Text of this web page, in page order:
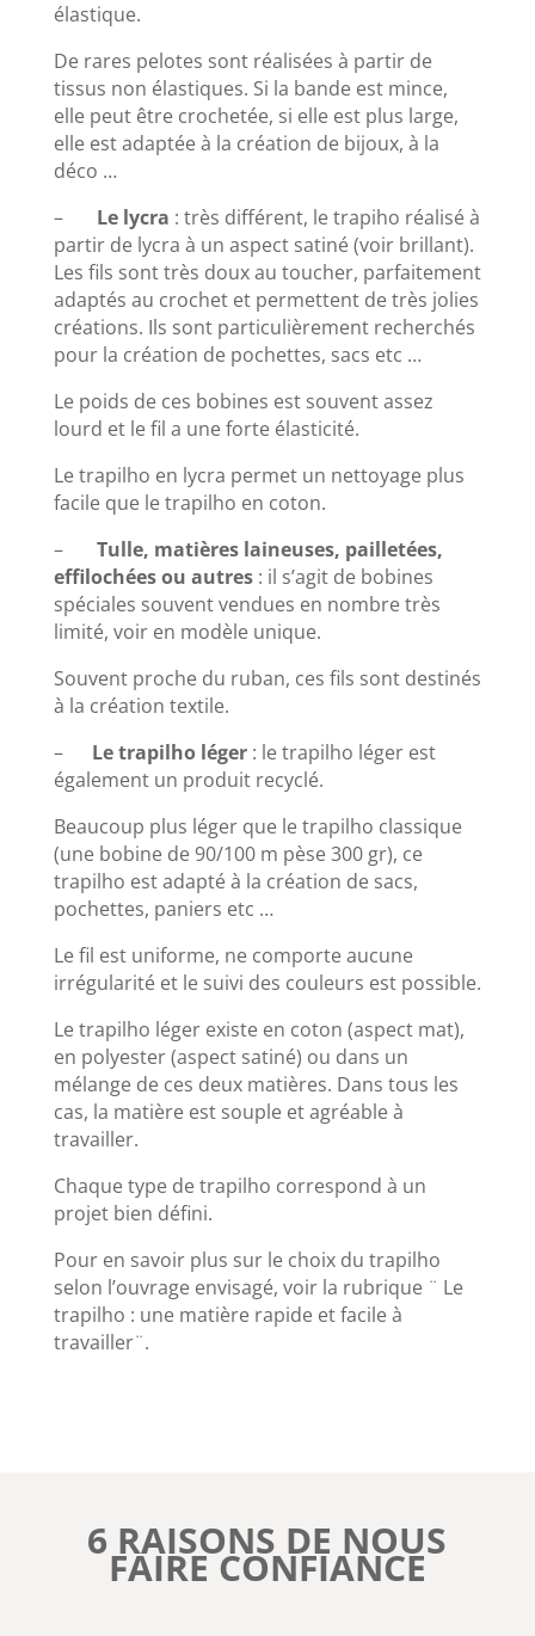
élastique.
De rares pelotes sont réalisées à partir de
tissus non élastiques. Si la bande est mince,
elle peut être crochetée, si elle est plus large,
elle est adaptée à la création de bijoux, à la
déco …
– Le lycra : très différent, le trapiho réalisé à
partir de lycra à un aspect satiné (voir brillant).
Les fils sont très doux au toucher, parfaitement
adaptés au crochet et permettent de très jolies
créations. Ils sont particulièrement recherchés
pour la création de pochettes, sacs etc …
Le poids de ces bobines est souvent assez
lourd et le fil a une forte élasticité.
Le trapilho en lycra permet un nettoyage plus
facile que le trapilho en coton.
– Tulle, matières laineuses, pailletées,
effilochées ou autres: il s’agit de bobines
spéciales souvent vendues en nombre très
limité, voir en modèle unique.
Souvent proche du ruban, ces fils sont destinés
à la création textile.
– Le trapilho léger: le trapilho léger est
également un produit recyclé.
Beaucoup plus léger que le trapilho classique
(une bobine de 90/100 m pèse 300 gr), ce
trapilho est adapté à la création de sacs,
pochettes, paniers etc …
Le fil est uniforme, ne comporte aucune
irrégularité et le suivi des couleurs est possible.
Le trapilho léger existe en coton (aspect mat),
en polyester (aspect satiné) ou dans un
mélange de ces deux matières. Dans tous les
cas, la matière est souple et agréable à
travailler.
Chaque type de trapilho correspond à un
projet bien défini.
Pour en savoir plus sur le choix du trapilho
selon l’ouvrage envisagé, voir la rubrique ¨ Le
trapilho : une matière rapide et facile à
travailler¨.
6 RAISONS DE NOUS
FAIRE CONFIANCE